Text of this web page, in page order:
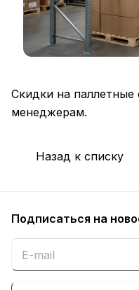
Скидки на
менеджерам.
Назад к списку
Подписаться на